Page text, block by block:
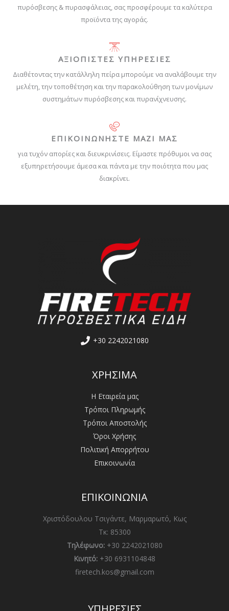
πυρόσβεσης & πυρασφάλειας, σας προσφέρουμε τα καλύτερα
προϊόντα της αγοράς.
ΑΞΙΟΠΙΣΤΕΣ ΥΠΗΡΕΣΙΕΣ
Διαθέτοντας την κατάλληλη πείρα μπορούμε να αναλάβουμε την
μελέτη, την τοποθέτηση και την παρακολούθηση των μονίμων
συστημάτων πυρόσβεσης και πυρανίχνευσης.
ΕΠΙΚΟΙΝΩΝΗΣΤΕ ΜΑΖΙ ΜΑΣ
για τυχόν απορίες και διευκρινίσεις. Είμαστε πρόθυμοι να σας
εξυπηρετήσουμε άμεσα και πάντα με την ποιότητα που μας
διακρίνει.
+30 2242021080
ΧΡΗΣΙΜΑ
Η Εταιρεία μας
Τρόποι Πληρωμής
Τρόποι Αποστολής
Όροι Χρήσης
Πολιτική Απορρήτου
Επικοινωνία
ΕΠΙΚΟΙΝΩΝΙΑ
Χριστόδουλου Τσιγάντε, Μαρμαρωτό, Κως
Τκ: 85300
Τηλέφωνο:+30 2242021080
Κινητό: +30 6931104848
firetech.kos@gmail.com